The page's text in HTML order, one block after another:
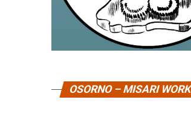
OSORNO – MISARI